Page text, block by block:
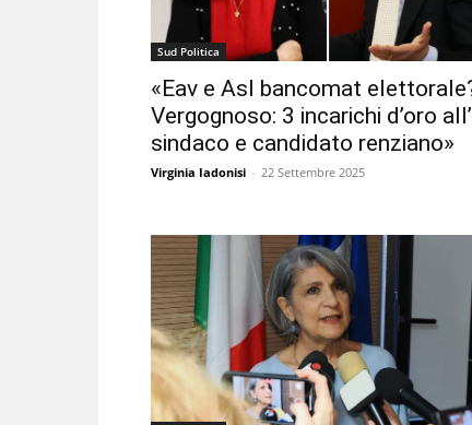
Sud Politica
«Eav e Asl bancomat
Vergognoso: 3 incarichi d’oro
sindaco e candidato renziano»
Virginia Iadonisi - 22 Settembre 2025